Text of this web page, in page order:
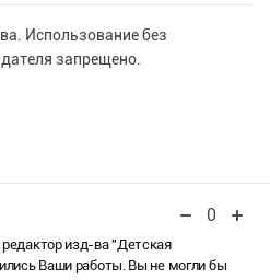
Использование без
запрещено.
0
изд-ва "Детская
Ваши работы. Вы не могли бы